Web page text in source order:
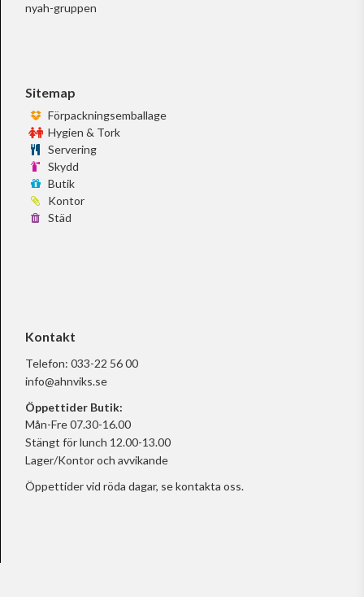
nyah-gruppen
Sitemap
Förpackningsemballage
Hygien & Tork
Servering
Skydd
Butik
Kontor
Städ
Kontakt
Telefon: 033-22 56 00
info@ahnviks.se
Öppettider Butik:
Mån-Fre 07.30-16.00
Stängt för lunch 12.00-13.00
Lager/Kontor och avvikande
Öppettider vid röda dagar, sekontakta oss.